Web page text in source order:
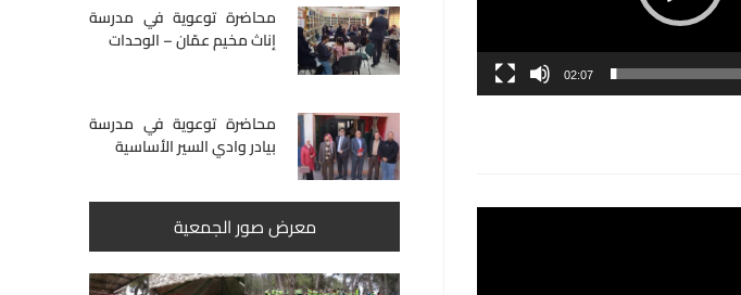
02:07
محاضرة توعوية في مدرسة
إناث مخيم عمّان – الوحدات
محاضرة توعوية في مدرسة
بيادر وادي السير الأساسية
معرض صور الجمعية